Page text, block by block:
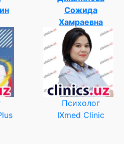
Сожида
Хамраевна
Психолог
IXmed Clinic